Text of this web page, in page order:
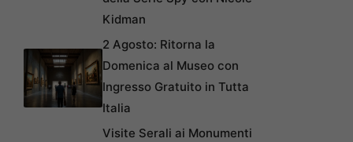
Kidman
2 Agosto: Ritorna la
Domenica al Museo con
Ingresso Gratuito in Tutta
Italia
Visite Serali ai Monumenti